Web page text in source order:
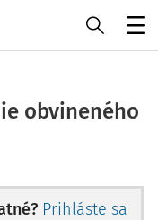
obvineného
Prihláste sa